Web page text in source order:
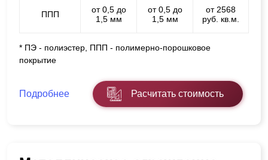
ППП
от 0,5 до
1,5 мм
от 0,5 до
1,5 мм
от 2568
руб. кв.м.
* ПЭ - полиэстер, ППП - полимерно-порошковое
покрытие
Подробнее Расчитать стоимость